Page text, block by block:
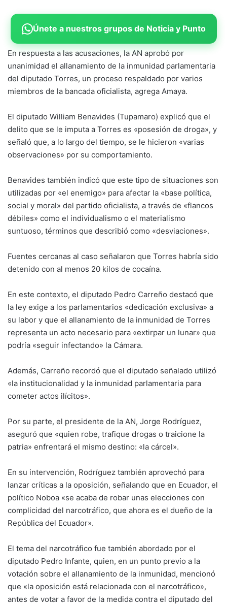
Únete a nuestros grupos de Noticia y Punto
En respuesta a las acusaciones, la AN aprobó por
unanimidad el allanamiento de la inmunidad parlamentaria
del diputado Torres, un proceso respaldado por varios
miembros de la bancada oficialista, agrega Amaya.
El diputado William Benavides (Tupamaro) explicó que el
delito que se le imputa a Torres es «posesión de droga», y
señaló que, a lo largo del tiempo, se le hicieron «varias
observaciones» por su comportamiento.
Benavides también indicó que este tipo de situaciones son
utilizadas por «el enemigo» para afectar la «base política,
social y moral» del partido oficialista, a través de «flancos
débiles» como el individualismo o el materialismo
suntuoso, términos que describió como «desviaciones».
Fuentes cercanas al caso señalaron que Torres habría sido
detenido con al menos 20 kilos de cocaína.
En este contexto, el diputado Pedro Carreño destacó que
la ley exige a los parlamentarios «dedicación exclusiva» a
su labor y que el allanamiento de la inmunidad de Torres
representa un acto necesario para «extirpar un lunar» que
podría «seguir infectando» la Cámara.
Además, Carreño recordó que el diputado señalado utilizó
«la institucionalidad y la inmunidad parlamentaria para
cometer actos ilícitos».
Por su parte, el presidente de la AN, Jorge Rodríguez,
aseguró que «quien robe, trafique drogas o traicione la
patria» enfrentará el mismo destino: «la cárcel».
En su intervención, Rodríguez también aprovechó para
lanzar críticas a la oposición, señalando que en Ecuador, el
político Noboa «se acaba de robar unas elecciones con
complicidad del narcotráfico, que ahora es el dueño de la
República del Ecuador».
El tema del narcotráfico fue también abordado por el
diputado Pedro Infante, quien, en un punto previo a la
votación sobre el allanamiento de la inmunidad, mencionó
que «la oposición está relacionada con el narcotráfico»,
antes de votar a favor de la medida contra el diputado del